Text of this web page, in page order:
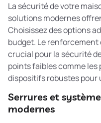
La sécurité de votre
solutions modernes
Choisissez des options
budget. Lerenforcement
crucial pour la sécurité
points faibles comme
dispositifs robustes
Serrures et
modernes